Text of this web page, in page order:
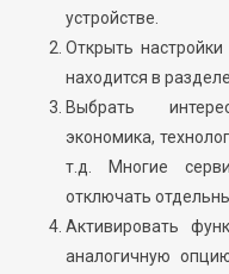
устройстве.
Открыть
находится в
Выбрать
экономика,
т.д. Многие
отключать
Активировать
аналогичную